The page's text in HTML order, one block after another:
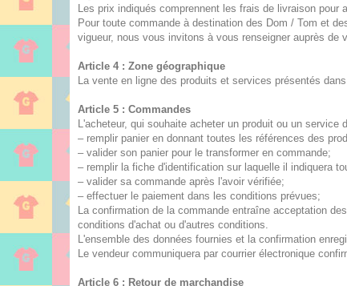
Les prix indiqués comprennent les frais de livraison
Pour toute commande à destination des Dom / Tom et
vigueur, nous vous invitons à vous renseigner auprès de
Article 4 : Zone géographique
La vente en ligne des produits et services présentés
Article 5 : Commandes
L'acheteur, qui souhaite acheter un produit ou un service
– remplir panier en donnant toutes les références des
– valider son panier pour le transformer en commande;
– remplir la fiche d'identification sur laquelle il indiquera
– valider sa commande après l'avoir vérifiée;
– effectuer le paiement dans les conditions prévues;
La confirmation de la commande entraîne acceptation
conditions d'achat ou d'autres conditions.
L'ensemble des données fournies et la confirmation
Le vendeur communiquera par courrier électronique
Article 6 : Retour de marchandise